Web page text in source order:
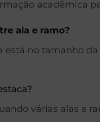
acadêmica
ala e ramo?
está no tamanho
várias alas e